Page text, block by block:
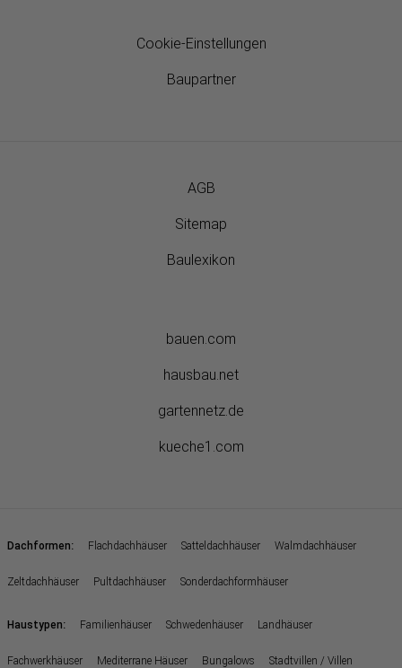
Cookie-Einstellungen
Baupartner
AGB
Sitemap
Baulexikon
bauen.com
hausbau.net
gartennetz.de
kueche1.com
Dachformen: Flachdachhäuser Satteldachhäuser Walmdachhäuser
Zeltdachhäuser Pultdachhäuser Sonderdachformhäuser
Haustypen: Familienhäuser Schwedenhäuser Landhäuser
Fachwerkhäuser Mediterrane Häuser Bungalows Stadtvillen / Villen